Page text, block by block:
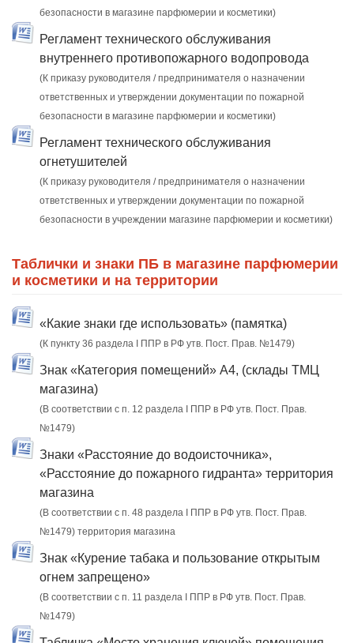
безопасности в магазине парфюмерии и косметики)
Регламент технического обслуживания
внутреннего противопожарного водопровода
(К приказу руководителя / предпринимателя о назначении
ответственных и утверждении документации по пожарной
безопасности в магазине парфюмерии и косметики)
Регламент технического обслуживания
огнетушителей
(К приказу руководителя / предпринимателя о назначении
ответственных и утверждении документации по пожарной
безопасности в учреждении магазине парфюмерии и косметики)
Таблички и знаки ПБ в магазине парфюмерии
и косметики и на территории
«Какие знаки где использовать» (памятка)
(К пункту 36 раздела I ППР в РФ утв. Пост. Прав. №1479)
Знак «Категория помещений» А4, (склады ТМЦ
магазина)
(В соответствии с п. 12 раздела I ППР в РФ утв. Пост. Прав.
№1479)
Знаки «Расстояние до водоисточника»,
«Расстояние до пожарного гидранта» территория
магазина
(В соответствии с п. 48 раздела I ППР в РФ утв. Пост. Прав.
№1479) территория магазина
Знак «Курение табака и пользование открытым
огнем запрещено»
(В соответствии с п. 11 раздела I ППР в РФ утв. Пост. Прав.
№1479)